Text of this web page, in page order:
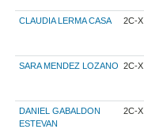
CLAUDIA LERMA CASA 2C-X
SARA MENDEZ LOZANO 2C-X
DANIEL GABALDON
ESTEVAN
2C-X